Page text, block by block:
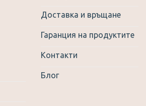
Доставка и връщане
Гаранция на продуктите
Контакти
Блог